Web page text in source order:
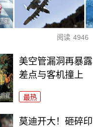
阅读 4946
美空管漏洞再暴
差点与客机撞上
最热
莫迪开大！砸碎